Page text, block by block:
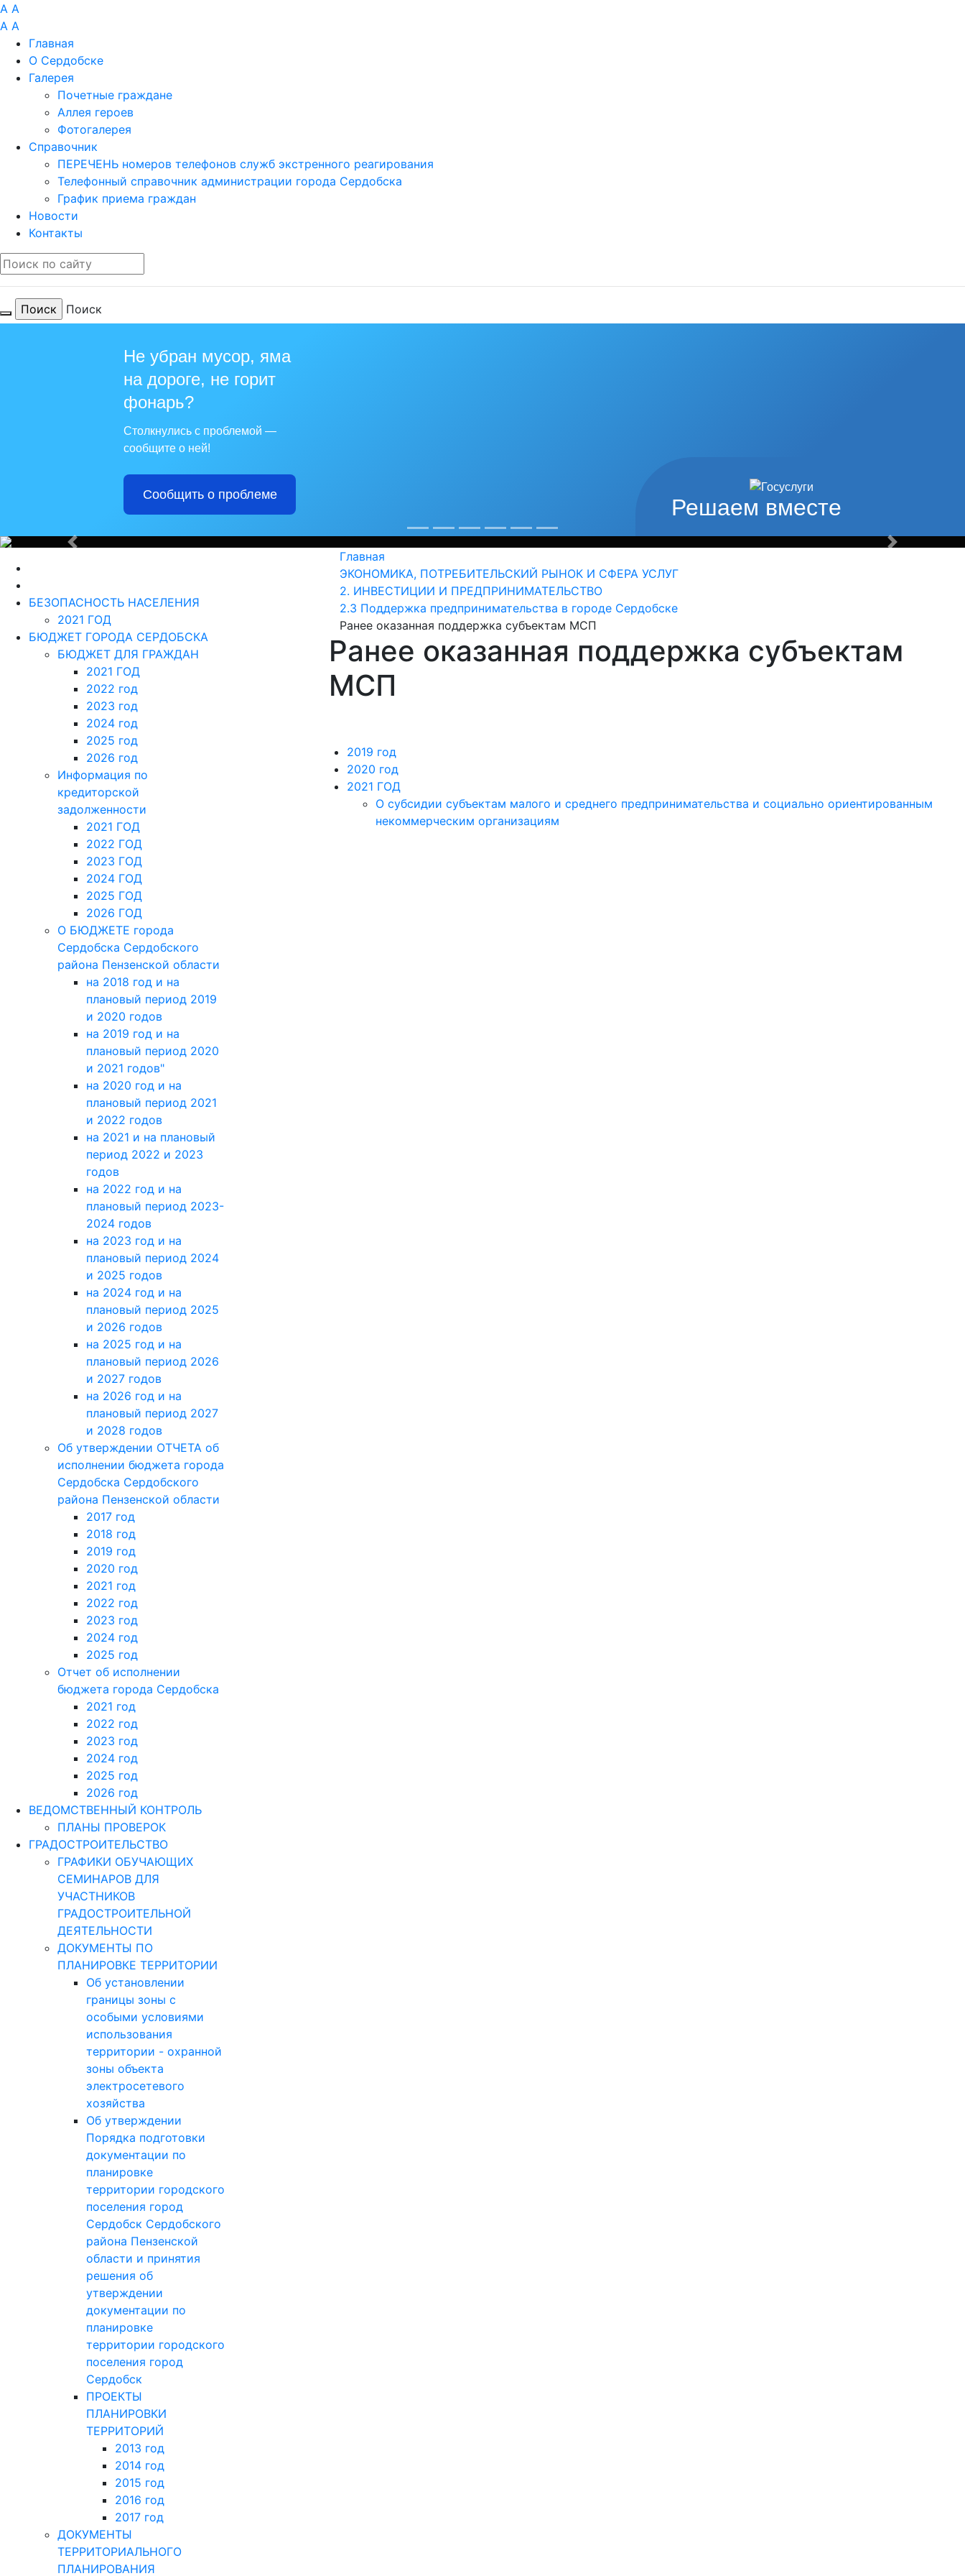
A A
A A
Главная
О Сердобске
Галерея
Почетные граждане
Аллея героев
Фотогалерея
Справочник
ПЕРЕЧЕНЬ номеров телефонов служб экстренного реагирования
Телефонный справочник администрации города Сердобска
График приема граждан
Новости
Контакты
Поиск
Решаем вместе
Не убран мусор, яма
на дороге, не горит
фонарь?
Столкнулись с проблемой —
сообщите о ней!
Сообщить о проблеме
Для тебя любимый город наши
Из года в год крепнет среди сердобчан авторитет физической культуры и спорта
Назад Вперед
БЕЗОПАСНОСТЬ НАСЕЛЕНИЯ
2021 ГОД
БЮДЖЕТ ГОРОДА СЕРДОБСКА
БЮДЖЕТ ДЛЯ ГРАЖДАН
2021 ГОД
2022 год
2023 год
2024 год
2025 год
2026 год
Информация по
кредиторской
задолженности
2021 ГОД
2022 ГОД
2023 ГОД
2024 ГОД
2025 ГОД
2026 ГОД
О БЮДЖЕТЕ города
Сердобска Сердобского
района Пензенской области
на 2018 год и на
плановый период 2019
и 2020 годов
на 2019 год и на
плановый период 2020
и 2021 годов"
на 2020 год и на
плановый период 2021
и 2022 годов
на 2021 и на плановый
период 2022 и 2023
годов
на 2022 год и на
плановый период 2023-
2024 годов
на 2023 год и на
плановый период 2024
и 2025 годов
на 2024 год и на
плановый период 2025
и 2026 годов
на 2025 год и на
плановый период 2026
и 2027 годов
на 2026 год и на
плановый период 2027
и 2028 годов
Об утверждении ОТЧЕТА об
исполнении бюджета города
Сердобска Сердобского
района Пензенской области
2017 год
2018 год
2019 год
2020 год
2021 год
2022 год
2023 год
2024 год
2025 год
Отчет об исполнении
бюджета города Сердобска
2021 год
2022 год
2023 год
2024 год
2025 год
2026 год
ВЕДОМСТВЕННЫЙ КОНТРОЛЬ
ПЛАНЫ ПРОВЕРОК
ГРАДОСТРОИТЕЛЬСТВО
ГРАФИКИ ОБУЧАЮЩИХ
СЕМИНАРОВ ДЛЯ
УЧАСТНИКОВ
ГРАДОСТРОИТЕЛЬНОЙ
ДЕЯТЕЛЬНОСТИ
ДОКУМЕНТЫ ПО
ПЛАНИРОВКЕ ТЕРРИТОРИИ
Об установлении
границы зоны с
особыми условиями
использования
территории - охранной
зоны объекта
электросетевого
хозяйства
Об утверждении
Порядка подготовки
документации по
планировке
территории городского
поселения город
Сердобск Сердобского
района Пензенской
области и принятия
решения об
утверждении
документации по
планировке
территории городского
поселения город
Сердобск
ПРОЕКТЫ
ПЛАНИРОВКИ
ТЕРРИТОРИЙ
2013 год
2014 год
2015 год
2016 год
2017 год
ДОКУМЕНТЫ
ТЕРРИТОРИАЛЬНОГО
ПЛАНИРОВАНИЯ
Главная
ЭКОНОМИКА, ПОТРЕБИТЕЛЬСКИЙ РЫНОК И СФЕРА УСЛУГ
2. ИНВЕСТИЦИИ И ПРЕДПРИНИМАТЕЛЬСТВО
2.3 Поддержка предпринимательства в городе Сердобске
Ранее оказанная поддержка субъектам МСП
Ранее оказанная поддержка субъектам
МСП
2019 год
2020 год
2021 ГОД
О субсидии субъектам малого и среднего предпринимательства и социально ориентированным
некоммерческим организациям